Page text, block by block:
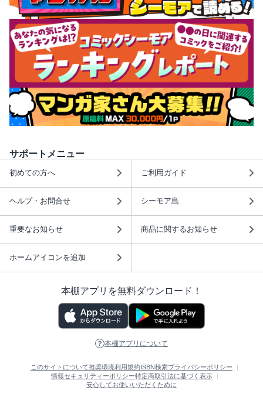
サポートメニュー
初めての方へ ご利用ガイド
ヘルプ・お問合せ シーモア島
重要なお知らせ 商品に関するお知らせ
ホームアイコンを追加
本棚アプリを無料ダウンロード！
本棚アプリについて
このサイトについて推奨環境利用規約ISBN検索プライバシーポリシー
情報セキュリティーポリシー特定商取引法に基づく表示
安心してお使いいただくために